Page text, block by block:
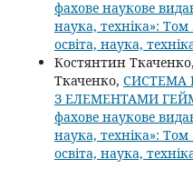
фахове наукове
наука, техніка»:
освіта, наука,
Костянтин
Ткаченко, СИСТЕМА
З ЕЛЕМЕНТАМИ
фахове наукове
наука, техніка»:
освіта, наука,